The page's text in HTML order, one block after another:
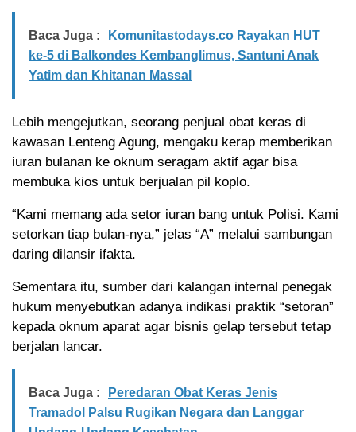
Baca Juga :
Komunitastodays.co Rayakan HUT
ke-5 di Balkondes Kembanglimus, Santuni Anak
Yatim dan Khitanan Massal
Lebih mengejutkan, seorang penjual obat keras di
kawasan Lenteng Agung, mengaku kerap memberikan
iuran bulanan ke oknum seragam aktif agar bisa
membuka kios untuk berjualan pil koplo.
“Kami memang ada setor iuran bang untuk Polisi. Kami
setorkan tiap bulan-nya,” jelas “A” melalui sambungan
daring dilansir ifakta.
Sementara itu, sumber dari kalangan internal penegak
hukum menyebutkan adanya indikasi praktik “setoran”
kepada oknum aparat agar bisnis gelap tersebut tetap
berjalan lancar.
Baca Juga :
Peredaran Obat Keras Jenis
Tramadol Palsu Rugikan Negara dan Langgar